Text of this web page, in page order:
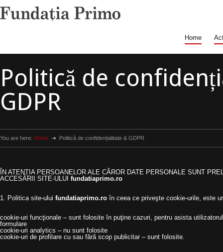
Home
Politică de
GDPR
You are here: Home Politică de confidențialitate & GDPR
ÎN ATENȚIA PERSOANELOR ALE CĂROR DATE PERSONALE SUNT
ACCESĂRII SITE-ULUI fundatiaprimo.ro
1. Politica site-ului fundatiaprimo.ro în ceea ce priveşte cookie-urile, este
cookie-uri funcţionale – sunt folosite în puţine cazuri, pentru asista
formulare
cookie-uri analytics – nu sunt folosite
cookie-uri de profilare cu sau fără scop publicitar – sunt folosite.